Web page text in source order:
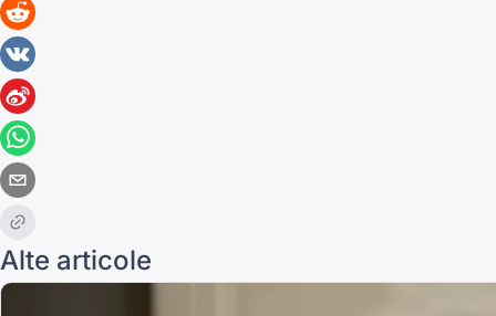
Alte articole